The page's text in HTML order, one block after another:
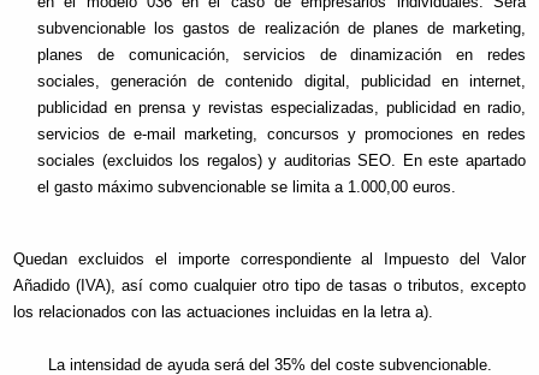
subvencionable los gastos de realización de planes de marketing,
planes de comunicación, servicios de dinamización en redes
sociales, generación de contenido digital, publicidad en internet,
publicidad en prensa y revistas especializadas, publicidad en radio,
servicios de e-mail marketing, concursos y promociones en redes
sociales (excluidos los regalos) y auditorias SEO. En este apartado
el gasto máximo subvencionable se limita a 1.000,00 euros.
Quedan excluidos el importe correspondiente al Impuesto del Valor
Añadido (IVA), así como cualquier otro tipo de tasas o tributos, excepto
los relacionados con las actuaciones incluidas en la letra a).
La intensidad de ayuda será del 35% del coste subvencionable.